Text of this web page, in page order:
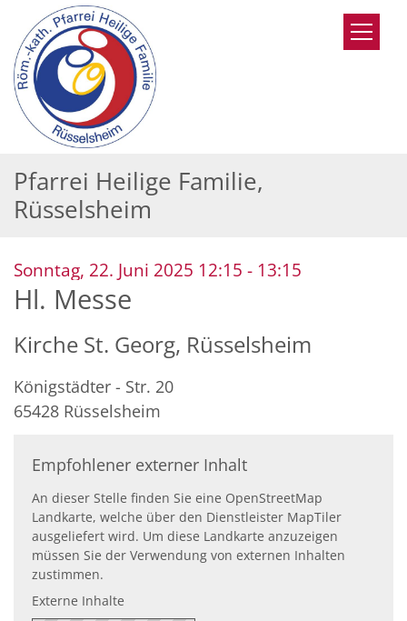
Zum Inhalt springen
Pfarrei Heilige Familie,
Rüsselsheim
Sonntag, 22. Juni 2025 12:15 - 13:15
Hl. Messe
Kirche St. Georg, Rüsselsheim
Königstädter - Str. 20
65428 Rüsselsheim
Empfohlener externer Inhalt
An dieser Stelle finden Sie eine OpenStreetMap
Landkarte, welche über den Dienstleister MapTiler
ausgeliefert wird. Um diese Landkarte anzuzeigen
müssen Sie der Verwendung von externen Inhalten
zustimmen.
Externe Inhalte